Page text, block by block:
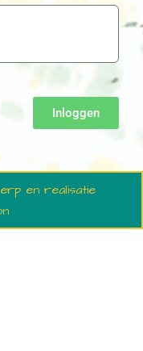
Inloggen
en realisatie